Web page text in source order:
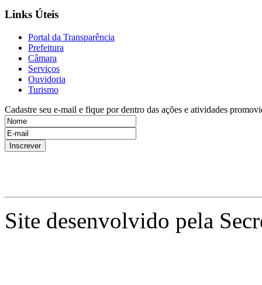
Links Úteis
Portal da Transparência
Prefeitura
Câmara
Serviços
Ouvidoria
Turismo
Cadastre seu e-mail e fique por dentro das ações e atividades
Site desenvolvido pela